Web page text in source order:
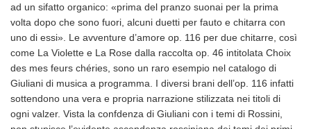
ad un sifatto organico: «prima del pranzo suonai per la prima
volta dopo che sono fuori, alcuni duetti per fauto e chitarra con
uno di essi». Le avventure d’amore op. 116 per due chitarre, così
come La Violette e La Rose dalla raccolta op. 46 intitolata Choix
des mes feurs chéries, sono un raro esempio nel catalogo di
Giuliani di musica a programma. I diversi brani dell’op. 116 infatti
sottendono una vera e propria narrazione stilizzata nei titoli di
ogni valzer. Vista la confdenza di Giuliani con i temi di Rossini,